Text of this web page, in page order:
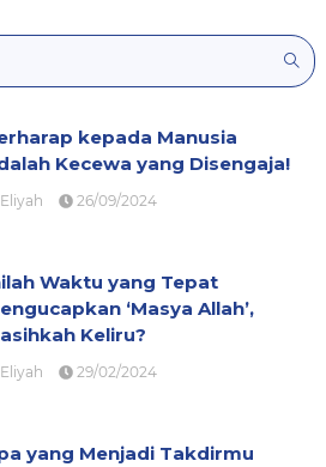
kepada Manusia
Kecewa yang Disengaja!
Eliyah 26/09/2024
Waktu yang Tepat
‘Masya Allah’,
Keliru?
Eliyah 29/02/2024
yang Menjadi Takdirmu